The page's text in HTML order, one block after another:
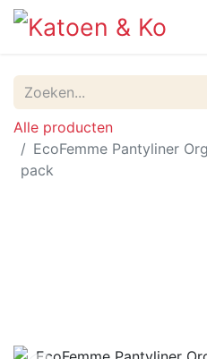
Alle producten
EcoFemme Pantyliner
pack